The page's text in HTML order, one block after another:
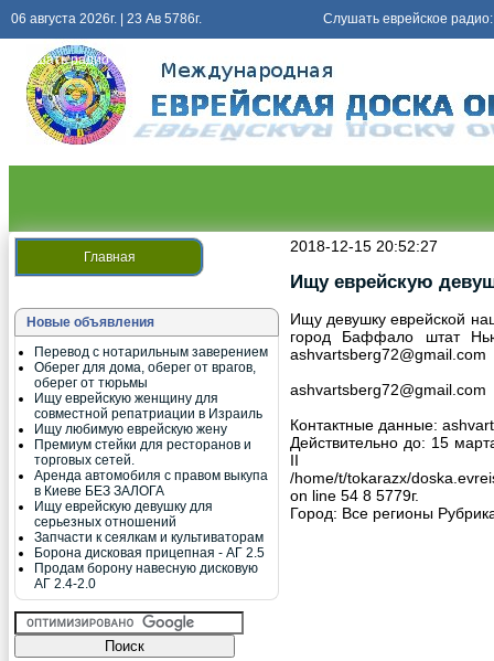
06 августа 2026г. | 23 Ав 5786г. Слушать еврейское радио:
Слушатьрадио киев еврейский
2018-12-15 20:52:27
Ищу еврейскую
Ищу девушку еврейской
город Баффало штат
ashvartsberg72@gmail.com
ashvartsberg72@gmail.com
Контактные данные:
Действительно до: 15
II
/home/t/tokarazx/
on line 54 8 5779г.
Город: Все регионы
Главная
Новые объявления
Перевод с нотарильным заверением
Оберег для дома, оберег от врагов,
оберег от тюрьмы
Ищу еврейскую женщину для
совместной репатриации в Израиль
Ищу любимую еврейскую жену
Премиум стейки для ресторанов и
торговых сетей.
Аренда автомобиля с правом выкупа
в Киеве БЕЗ ЗАЛОГА
Ищу еврейскую девушку для
серьезных отношений
Запчасти к сеялкам и культиваторам
Борона дисковая прицепная - АГ 2.5
Продам борону навесную дисковую
АГ 2.4-2.0